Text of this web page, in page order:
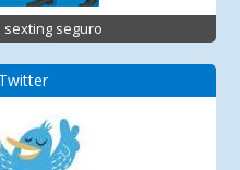
seguro